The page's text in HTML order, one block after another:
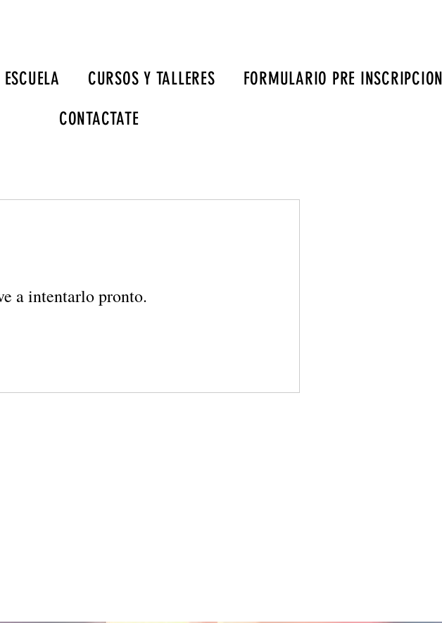
ESCUELA CURSOS Y TALLERES
FORMULARIO PRE
CONTACTATE
a intentarlo pronto.